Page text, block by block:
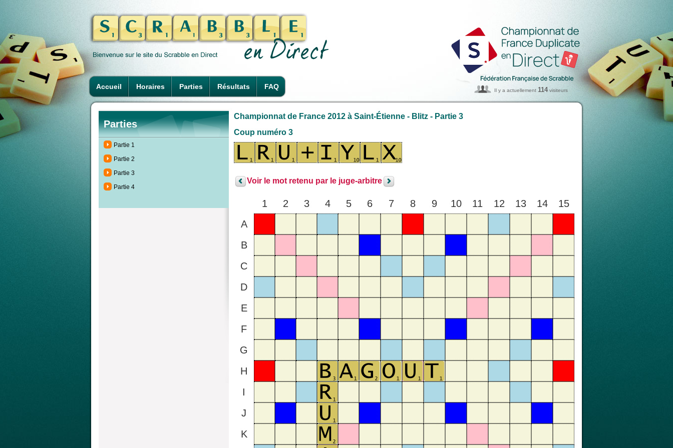
Accueil Horaires Parties Résultats FAQ Il y a actuellement 114visiteurs
Parties
Partie 1
Partie 2
Partie 3
Partie 4
Championnat de France 2012 à Saint-Étienne - Blitz - Partie 3
Coup numéro 3
Voir le mot retenu par le juge-arbitre
1 2 3 4 5 6 7 8 9 10 11 12 13 14
15
A
B
C
D
E
F
G
H
I
J
K